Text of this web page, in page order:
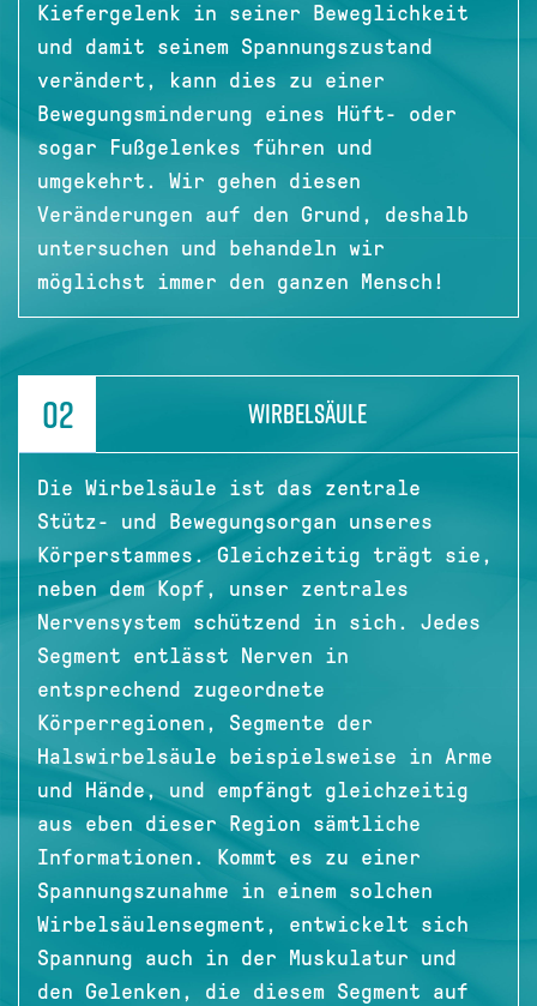
Kiefergelenk in seiner Beweglichkeit
und damit seinem Spannungszustand
verändert, kann dies zu einer
Bewegungsminderung eines Hüft- oder
sogar Fußgelenkes führen und
umgekehrt. Wir gehen diesen
Veränderungen auf den Grund, deshalb
untersuchen und behandeln wir
möglichst immer den ganzen Mensch!
02 WIRBELSÄULE
Die Wirbelsäule ist das zentrale
Stütz- und Bewegungsorgan unseres
Körperstammes. Gleichzeitig trägt sie,
neben dem Kopf, unser zentrales
Nervensystem schützend in sich. Jedes
Segment entlässt Nerven in
entsprechend zugeordnete
Körperregionen, Segmente der
Halswirbelsäule beispielsweise in Arme
und Hände, und empfängt gleichzeitig
aus eben dieser Region sämtliche
Informationen. Kommt es zu einer
Spannungszunahme in einem solchen
Wirbelsäulensegment, entwickelt sich
Spannung auch in der Muskulatur und
den Gelenken, die diesem Segment auf